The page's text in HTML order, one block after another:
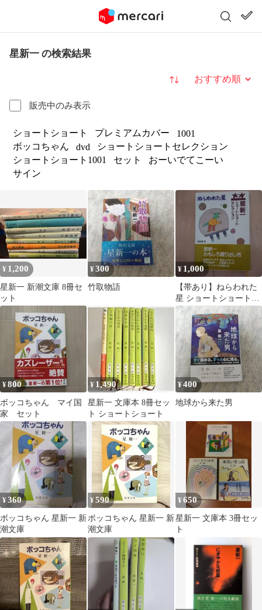
星新一 の検索結果
販売中のみ表示
並び替え
ショートショート プレミアムカバー
1001
ボッコちゃん
dvd
ショートショートセレクション
ショートショート1001
セット
おーいでてこーい
サイン
¥ 1,200
星新一 新潮文庫 8冊セ
ット
¥300
竹取物語
¥ 1,000
【帯あり】ねらわれた
星 ショートショートセ
レクション 星新一
絵：和田誠 理論社
¥800
ボッコちゃん マイ国
家 セット
¥ 1,490
星新一 文庫本 8冊セッ
ト ショートショート
¥400
地球から来た男
¥360
ボッコちゃん 星新一 新
潮文庫
¥590
ボッコちゃん 星新一 新
潮文庫
¥650
星新一 文庫本 3冊セッ
ト